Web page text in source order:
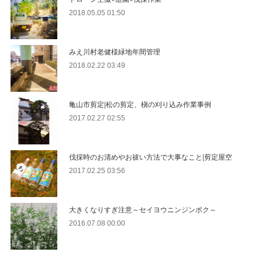
2018.05.05 01:50
みえ川村老健様緑地年間管理
2018.02.22 03:49
亀山市剪定|松の剪定、槇の刈り込み作業事例
2017.02.27 02:55
伐採時のお清めやお祓い方法で大事なこと|剪定屋空
2017.02.25 03:56
大きくなりすぎ注意～セイヨウニンジンボク～
2016.07.08 00:00